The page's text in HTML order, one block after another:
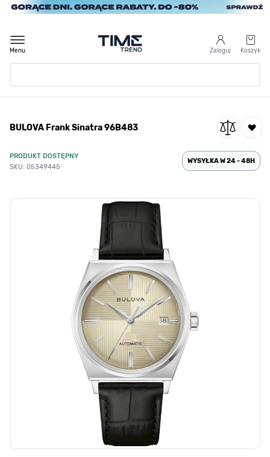
Przejdź do treści
Zaloguj Koszyk
Menu
/
BULOVA Frank Sinatra 96B483
BULOVA Frank Sinatra 96B483
PRODUKT DOSTĘPNY
SKU: 05349445
WYSYŁKA W 24 - 48H